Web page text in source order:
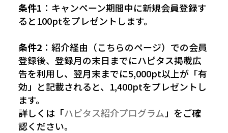
条件1 ：キャンペーン期間中に新規会員登録す
ると100ptをプレゼントします。
条件2 ：紹介経由（こちらのページ）での会員
登録後、登録月の末日までにハピタス掲載広
告を利用し、翌月末までに5,000pt以上が「有
効」と記載されると、1,400ptをプレゼントし
ます。
詳しくは「ハピタス紹介プログラム 」をご確
認ください。